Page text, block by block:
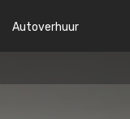
Autoverhuur